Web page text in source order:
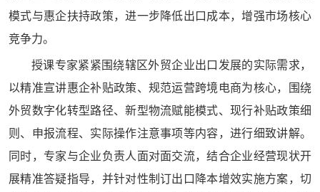
模式与惠企扶持政策，进一步降低出口成本，增强市场核心
竞争力。
授课专家紧紧围绕辖区外贸企业出口发展的实际需求，
以精准宣讲惠企补贴政策、规范运营跨境电商为核心，围绕
外贸数字化转型路径、新型物流赋能模式、现行补贴政策细
则、申报流程、实际操作注意事项等内容，进行细致讲解。
同时，专家与企业负责人面对面交流，结合企业经营现状开
展精准答疑指导，并针对性制订出口降本增效实施方案，切